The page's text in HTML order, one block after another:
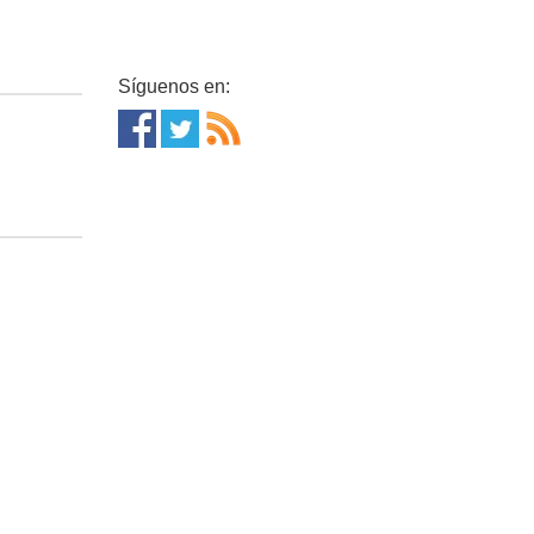
Síguenos en: